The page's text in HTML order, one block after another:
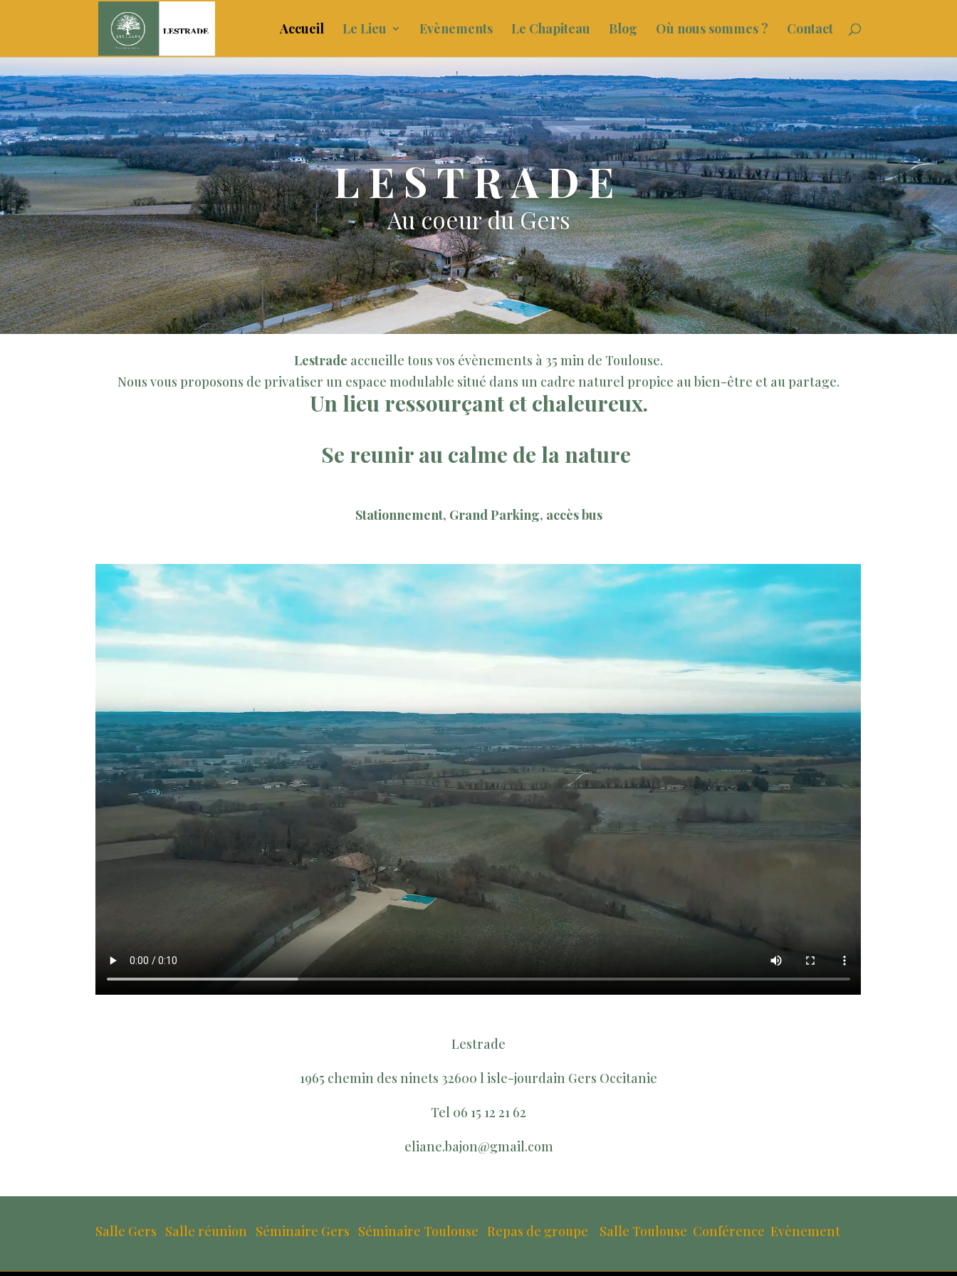
Accueil Le Lieu Evènements Le Chapiteau Blog Où nous sommes ? Contact
LESTRADE
Au coeur du Gers
Lestrade accueille tous vos évènements à 35 min de Toulouse.
Nous vous proposons de privatiser un espace modulable situé dans un cadre naturel propice au bien-être et au partage.
Un lieu ressourçant et chaleureux.
Se reunir au calme de la nature
Stationnement, Grand Parking, accès bus
Lestrade
1965 chemin des ninets 32600 l isle-jourdain Gers Occitanie
Tel 06 15 12 21 62
eliane.bajon@gmail.com
Salle Gers Salle réunion Séminaire Gers Séminaire Toulouse Repas de groupe Salle Toulouse Conférence Evènement